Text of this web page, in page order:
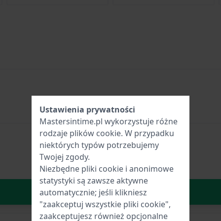
W Koszyku
Ustawienia prywatności
Mastersintime.pl wykorzystuje różne
rodzaje plików cookie. W przypadku
niektórych typów potrzebujemy
Twojej zgody.
Niezbędne pliki cookie i anonimowe
statystyki są zawsze aktywne
automatycznie; jeśli klikniesz
"zaakceptuj wszystkie pliki cookie",
zaakceptujesz również opcjonalne